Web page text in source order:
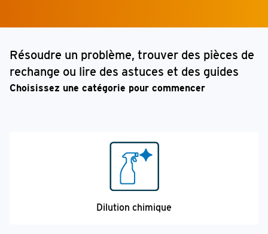
Résoudre un problème, trouver des pièces de
rechange ou lire des astuces et des guides
Choisissez une catégorie pour commencer
Dilution chimique